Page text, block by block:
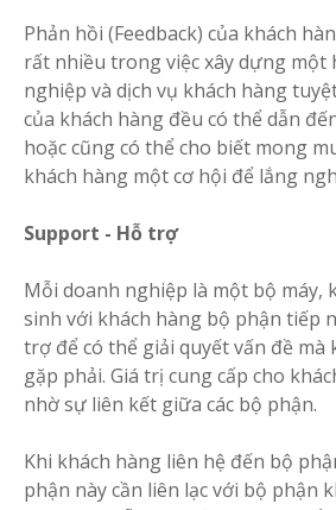
Phản hồi (Feedback) của khách
rất nhiều trong việc xây dựng một
nghiệp và dịch vụ khách hàng
của khách hàng đều có thể dẫn
hoặc cũng có thể cho biết mong
khách hàng một cơ hội để lắng
Support - Hỗ trợ
Mỗi doanh nghiệp là một bộ máy,
sinh với khách hàng bộ phận tiếp
trợ để có thể giải quyết vấn đề mà
gặp phải. Giá trị cung cấp cho
nhờ sự liên kết giữa các bộ phận.
Khi khách hàng liên hệ đến bộ
phận này cần liên lạc với bộ phận